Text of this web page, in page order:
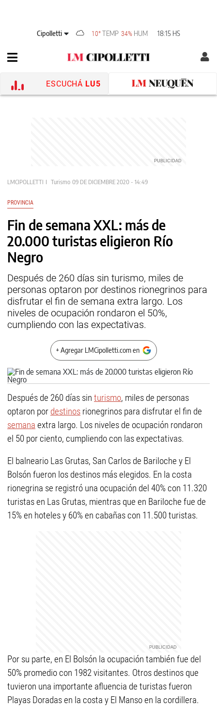
Cipolletti 10° TEMP 34% HUM 18:15 HS
ESCUCHÁ LU5
LMCIPOLLETTI Turismo 09 DE DICIEMBRE 2020 - 14:49
PROVINCIA
Fin de semana XXL: más de
20.000 turistas eligieron Río
Negro
Después de 260 días sin turismo, miles de
personas optaron por destinos rionegrinos para
disfrutar el fin de semana extra largo. Los
niveles de ocupación rondaron el 50%,
cumpliendo con las expectativas.
+ Agregar LMCipolletti.com en
Después de 260 días sin turismo, miles de personas
optaron por destinos rionegrinos para disfrutar el fin de
semana extra largo. Los niveles de ocupación rondaron
el 50 por ciento, cumpliendo con las expectativas.
El balneario Las Grutas, San Carlos de Bariloche y El
Bolsón fueron los destinos más elegidos. En la costa
rionegrina se registró una ocupación del 40% con 11.320
turistas en Las Grutas, mientras que en Bariloche fue de
15% en hoteles y 60% en cabañas con 11.500 turistas.
Por su parte, en El Bolsón la ocupación también fue del
50% promedio con 1982 visitantes. Otros destinos que
tuvieron una importante afluencia de turistas fueron
Playas Doradas en la costa y El Manso en la cordillera.